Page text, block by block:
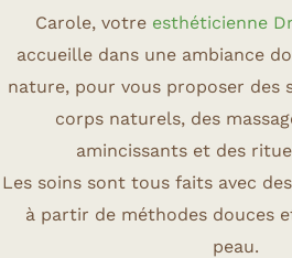
Carole, votre esthéticienne
accueille dans une ambiance
nature, pour vous proposer des
corps naturels, des
amincissants et des
Les soins sont tous faits avec
à partir de méthodes douces
peau.